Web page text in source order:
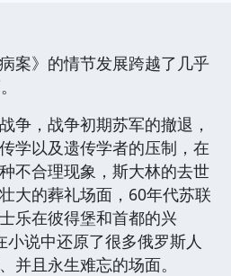
案》的情节发展跨越了几乎
争，战争初期苏军的撤退，
学以及遗传学者的压制，在
不合理现象，斯大林的去世
大的葬礼场面，60年代苏联
乐在彼得堡和首都的兴
说中还原了很多俄罗斯人
并且永生难忘的场面。